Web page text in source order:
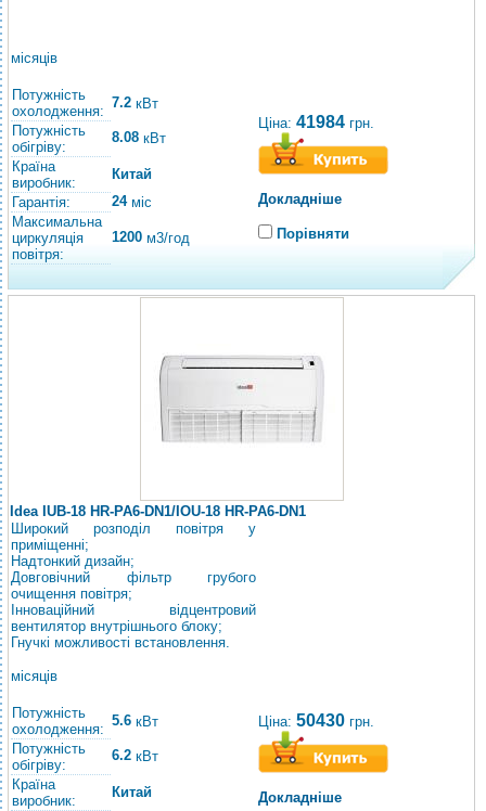
місяців
Потужність
охолодження:
7.2 кВт
Потужність
обігріву:
8.08 кВт
Країна
виробник:
Китай
Гарантія:
24міс
Максимальна
циркуляція
повітря:
1200 м3/год
Ціна: 41984 грн.
Докладніше
Порівняти
Idea IUB-18 HR-PA6-DN1/IOU-18 HR-PA6-DN1
Широкий розподіл повітря у
приміщенні;
Надтонкий дизайн;
Довговічний фільтр грубого
очищення повітря;
Інноваційний відцентровий
вентилятор внутрішнього блоку;
Гнучкі можливості встановлення.
місяців
Потужність
охолодження:
5.6 кВт
Потужність
обігріву:
6.2 кВт
Країна
виробник:
Китай
Ціна: 50430 грн.
Докладніше